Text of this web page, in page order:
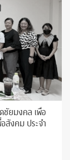
ชัยมงคล เพื่อ
สังคม ประจำ